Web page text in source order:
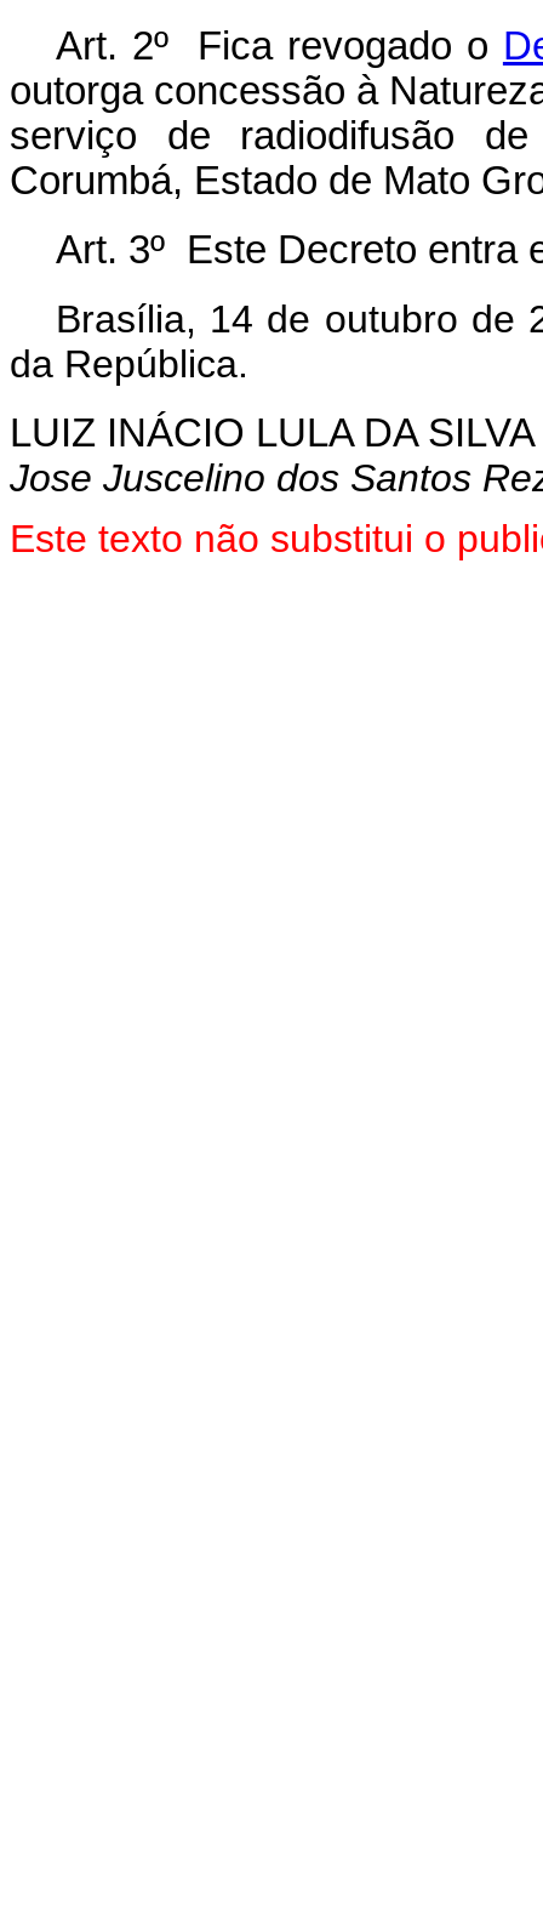
Art. 2º Fica revogado o
outorga concessão à
serviço de radiodifusão
Corumbá, Estado de Mato
Art. 3º Este Decreto entra
Brasília, 14 de outubro de
da República.
LUIZ INÁCIO LULA DA SILVA
Jose Juscelino dos Santos
Este texto não substitui o